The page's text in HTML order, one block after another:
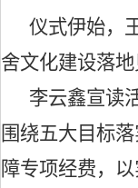
仪式伊始，
舍文化建设落地
李云鑫宣读
围绕五大目标
障专项经费，以